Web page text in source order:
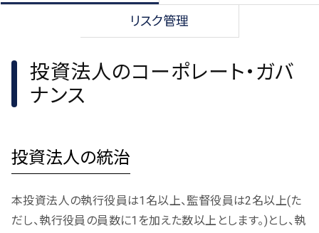
リスク管理
投資法人のコーポレート・ガバ
ナンス
投資法人の統治
本投資法人の執行役員は1名以上、監督役員は2名以上(た
だし、執行役員の員数に1を加えた数以上とします。)とし、執